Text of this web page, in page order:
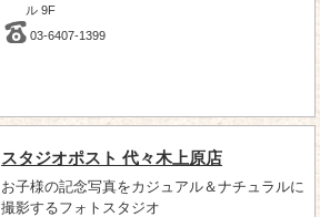
ル 9F
03-6407-1399
スタジオポスト 代々木上原店
お子様の記念写真をカジュアル＆ナチュラルに
撮影するフォトスタジオ